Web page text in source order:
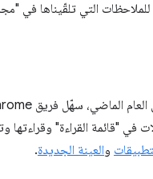
والعينة الجديدة.